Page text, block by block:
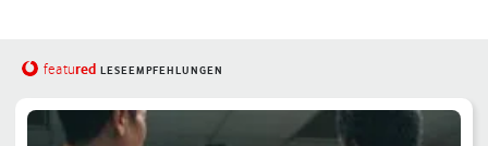
featured LESEEMPFEHLUNGEN